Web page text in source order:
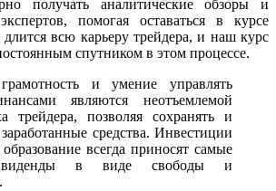
получать аналитические обзоры и
помогая оставаться в курсе
всю карьеру трейдера, и наш курс
спутником в этом процессе.
и умение управлять
являются неотъемлемой
трейдера, позволяя сохранять и
средства. Инвестиции
всегда приносят самые
в виде свободы и